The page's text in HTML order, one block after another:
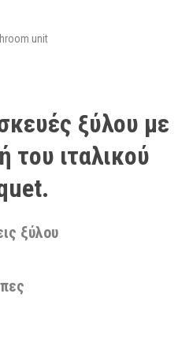
unit
ξύλου με
του ιταλικού
ξύλου